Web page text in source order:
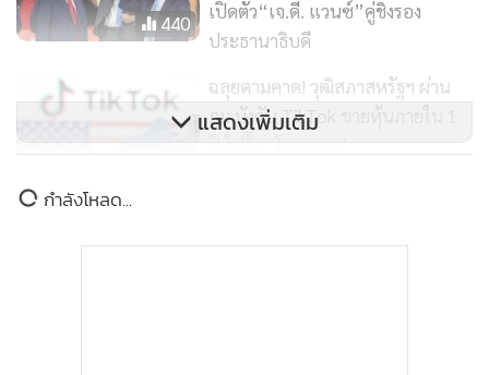
แซนทิส ที่เคยขึ้นเวทีแข่งกับทรัมป์ (ในการคัดเลือกเป็นตัวแทน
พรรครีพับลิกัน) ว่า ทรัมป์เป็นมนุษย์ ตลบตะแลง, เป็นนักต้มตุ๋น
เป็นต้น
โดยเฉพาะคือ อดีตผู้ว่าการรัฐเซาท์แคโรไลนา ที่มีเสียงสนับสนุน
ของทรัมป์ในหลายๆ เรื่อง โดยเฉพาะนโยบาย
ซึ่งเป็นมหาอันตรายต่อประเทศสหรัฐฯ
440
เปิดตัว“เจ.ดี. แวนซ์”คู่ชิงรอง
ประธานาธิบดี
1,770
ฉลุยตามคาด! วุฒิสภาสหรัฐฯ ผ่าน
กม.บังคับ TikTok ขายหุ้นภายใน 1
ปี ไม่งั้น ‘โดนแบน’
แสดงเพิ่มเติม
ข่าวในหมวดล่าสุด